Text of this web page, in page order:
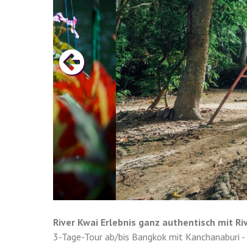
River Kwai Erlebnis ganz authentisch mit
3-Tage-Tour ab/bis Bangkok mit Kanchanaburi